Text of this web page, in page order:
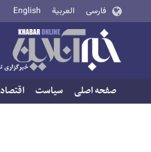
فارسی العربية English
صفحه اصلی سیاست اقتصاد